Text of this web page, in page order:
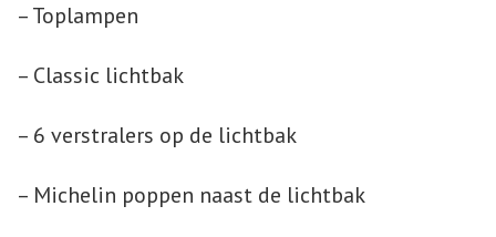
Webshop
Te Koop
Miniatuur
Vacatures
– Toplampen
– Classic lichtbak
– 6 verstralers op de lichtbak
– Michelin poppen naast de lichtbak